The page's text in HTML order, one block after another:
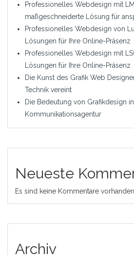
Professionelles Webdesign mit
maßgeschneiderte Lösung für
Professionelles Webdesign von
Lösungen für Ihre Online-Präsenz
Professionelles Webdesign mit
Lösungen für Ihre Online-Präsenz
Die Kunst des Grafik Web
Technik vereint
Die Bedeutung von Grafikdesign
Kommunikationsagentur
Neueste
Es sind keine Kommentare
Archiv